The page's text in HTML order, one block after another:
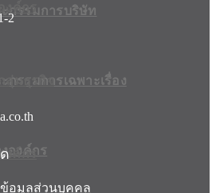
กรรมการบริษัท
กรรมการเฉพาะเรื่อง
องค์กร
งค์กร
ลุ่มธุรกิจ
งค์กร
2
อมูลส่วนบุคคล